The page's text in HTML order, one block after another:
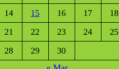
14 15 16 17 18
21 22 23 24 25
28 29
30